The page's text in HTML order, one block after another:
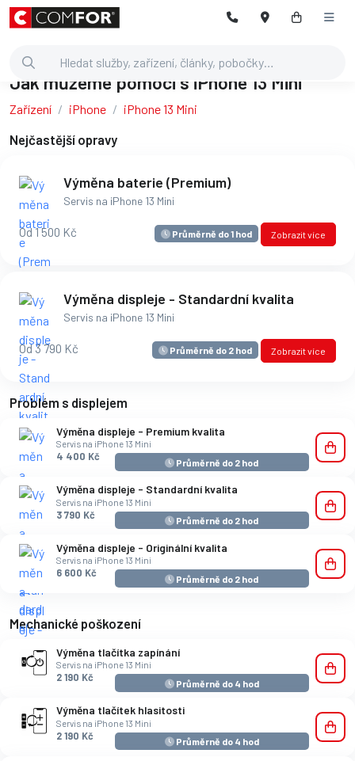
Jak můžeme pomoci s iPhone 13 Mini
Zařízení iPhone iPhone 13 Mini
Nejčastější opravy
Výměna baterie (Premium)
Servis na iPhone 13 Mini
Od 1 500 Kč Průměrně do 1 hod Zobrazit více
Výměna displeje - Standardní kvalita
Servis na iPhone 13 Mini
Od 3 790 Kč Průměrně do 2 hod Zobrazit více
Problém s displejem
Výměna displeje - Premium kvalita
Servis na iPhone 13 Mini
4 400 Kč
Průměrně do 2 hod
Výměna displeje - Standardní kvalita
Servis na iPhone 13 Mini
3 790 Kč
Průměrně do 2 hod
Výměna displeje - Originální kvalita
Servis na iPhone 13 Mini
6 600 Kč
Průměrně do 2 hod
Mechanické poškození
Výměna tlačítka zapínání
Servis na iPhone 13 Mini
2 190 Kč
Průměrně do 4 hod
Výměna tlačítek hlasitosti
Servis na iPhone 13 Mini
2 190 Kč
Průměrně do 4 hod